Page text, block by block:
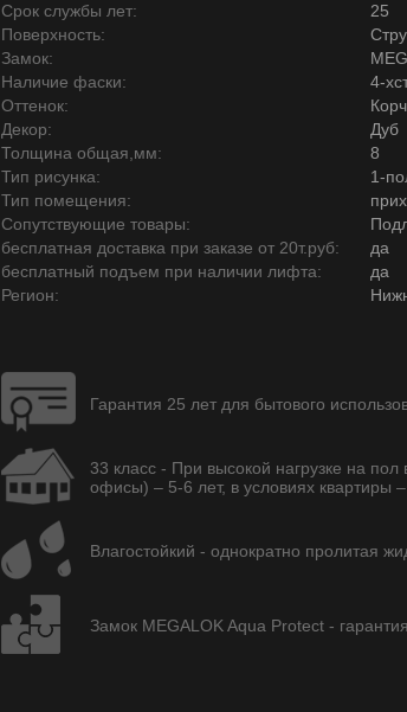
Срок службы лет:
25
Поверхность:
Замок:
Наличие фаски:
4-
Оттенок:
Декор:
Дуб
Толщина общая,мм:
8
Тип рисунка:
1-
Тип помещения:
Сопутствующие товары:
бесплатная доставка при заказе от 20т.руб:
да
бесплатный подъем при наличии лифта:
да
Регион:
Гарантия 25 лет для бытового
33 класс - При высокой нагрузке на
офисы) – 5-6 лет, в условиях квартиры –
Влагостойкий - однократно пролитая
Замок MEGALOK Aqua Protect -